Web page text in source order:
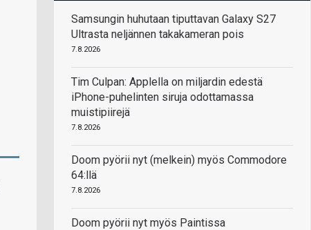
Samsungin huhutaan tiputtavan Galaxy S27
Ultrasta neljännen takakameran pois
7.8.2026
Tim Culpan: Applella on miljardin edestä
iPhone-puhelinten siruja odottamassa
muistipiirejä
7.8.2026
Doom pyörii nyt (melkein) myös Commodore
64:llä
7.8.2026
Doom pyörii nyt myös Paintissa